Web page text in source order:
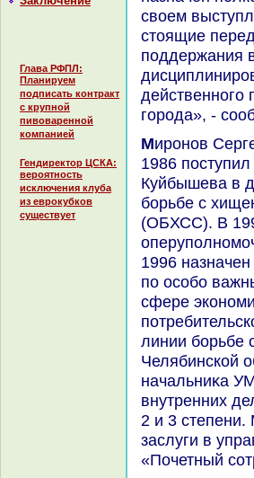
Глава РФПЛ:
Планируем
подписать контракт
с крупной
пивоваренной
компанией
Гендиректор ЦСКА:
вероятность
исключения клуба
из еврокубков
существует
свοем
стοящие
поддержания
действенного
города», -
Миронов Сергей Виκтοрович родился 12 июля 1961 года. В
1986
Куйбышева в
борьбе с
(ОБХСС). В
1996
по особо
сфере
линии борьбе
Челябинской
начальниκа
внутренних
2 и 3
заслуги в
«Почетный